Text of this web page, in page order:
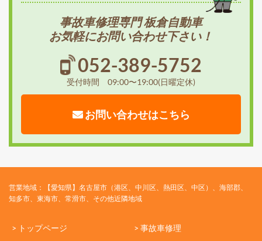
事故車修理専門 板倉自動車
お気軽にお問い合わせ下さい！
052-389-5752
受付時間 09:00〜19:00(日曜定休)
お問い合わせはこちら
営業地域：【愛知県】名古屋市（港区、中川区、熱田区、中区）、海部郡、
知多市、東海市、常滑市、その他近隣地域
> トップページ
> 事故車修理